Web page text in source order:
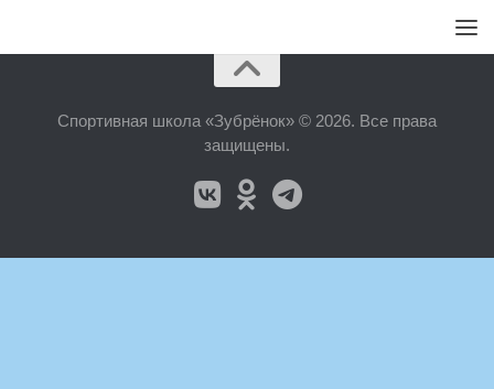
Спортивная школа «Зубрёнок» © 2026. Все права
защищены.